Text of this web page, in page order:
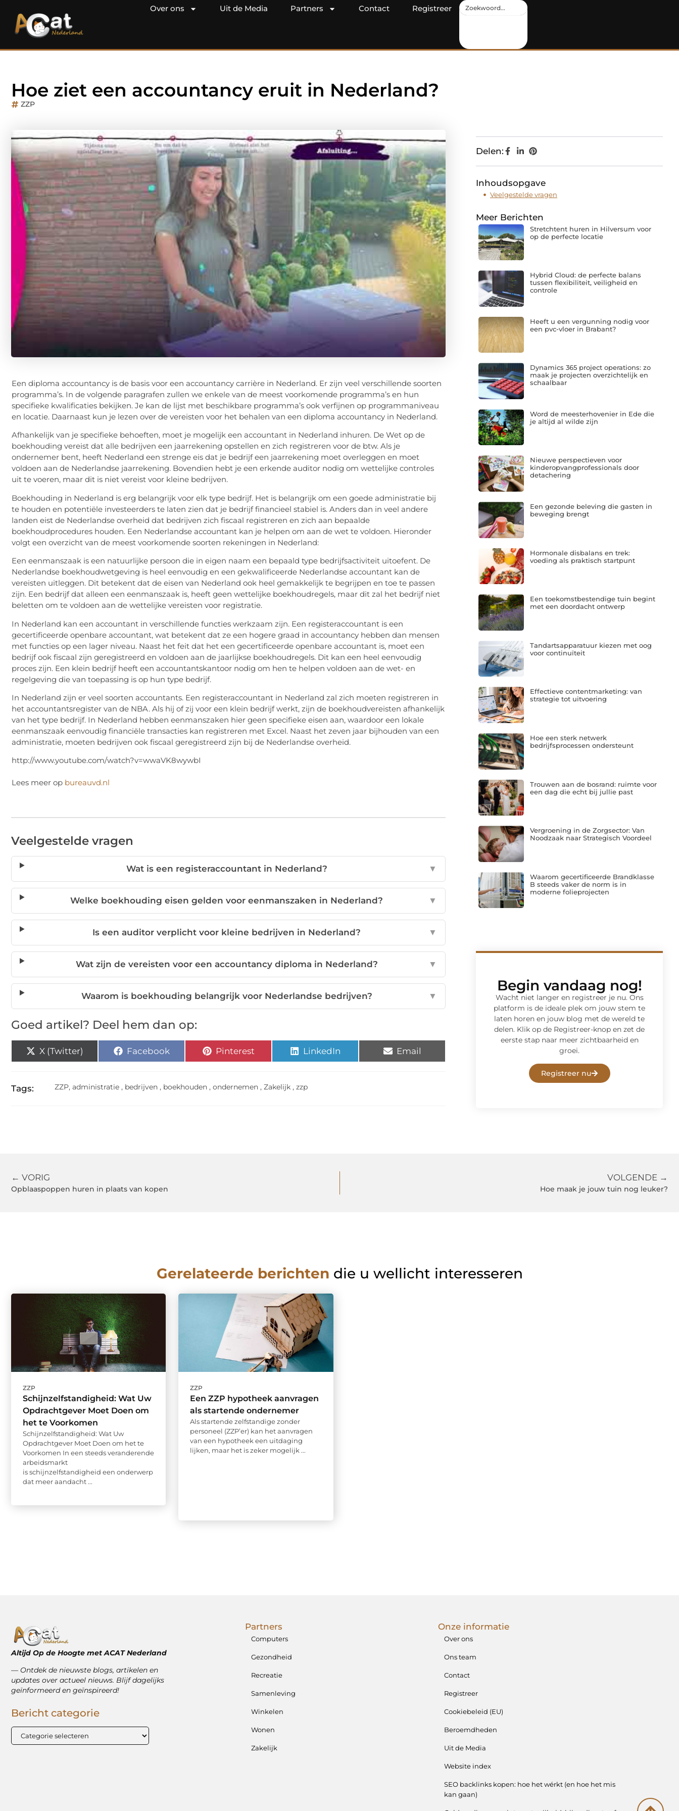
Over ons Uit de Media Partners Contact Registreer
Hoe ziet een accountancy eruit in Nederland?
ZZP
Een diploma accountancy is de basis voor een accountancy carrière in Nederland. Er zijn veel verschillende soorten
programma’s. In de volgende paragrafen zullen we enkele van de meest voorkomende programma’s en hun
specifieke kwalificaties bekijken. Je kan de lijst met beschikbare programma’s ook verfijnen op programmaniveau
en locatie. Daarnaast kun je lezen over de vereisten voor het behalen van een diploma accountancy in Nederland.
Afhankelijk van je specifieke behoeften, moet je mogelijk een accountant in Nederland inhuren. De Wet op de
boekhouding vereist dat alle bedrijven een jaarrekening opstellen en zich registreren voor de btw. Als je
ondernemer bent, heeft Nederland een strenge eis dat je bedrijf een jaarrekening moet overleggen en moet
voldoen aan de Nederlandse jaarrekening. Bovendien hebt je een erkende auditor nodig om wettelijke controles
uit te voeren, maar dit is niet vereist voor kleine bedrijven.
Boekhouding in Nederland is erg belangrijk voor elk type bedrijf. Het is belangrijk om een goede administratie bij
te houden en potentiële investeerders te laten zien dat je bedrijf financieel stabiel is. Anders dan in veel andere
landen eist de Nederlandse overheid dat bedrijven zich fiscaal registreren en zich aan bepaalde
boekhoudprocedures houden. Een Nederlandse accountant kan je helpen om aan de wet te voldoen. Hieronder
volgt een overzicht van de meest voorkomende soorten rekeningen in Nederland:
Een eenmanszaak is een natuurlijke persoon die in eigen naam een bepaald type bedrijfsactiviteit uitoefent. De
Nederlandse boekhoudwetgeving is heel eenvoudig en een gekwalificeerde Nederlandse accountant kan de
vereisten uitleggen. Dit betekent dat de eisen van Nederland ook heel gemakkelijk te begrijpen en toe te passen
zijn. Een bedrijf dat alleen een eenmanszaak is, heeft geen wettelijke boekhoudregels, maar dit zal het bedrijf niet
beletten om te voldoen aan de wettelijke vereisten voor registratie.
In Nederland kan een accountant in verschillende functies werkzaam zijn. Een registeraccountant is een
gecertificeerde openbare accountant, wat betekent dat ze een hogere graad in accountancy hebben dan mensen
met functies op een lager niveau. Naast het feit dat het een gecertificeerde openbare accountant is, moet een
bedrijf ook fiscaal zijn geregistreerd en voldoen aan de jaarlijkse boekhoudregels. Dit kan een heel eenvoudig
proces zijn. Een klein bedrijf heeft een accountantskantoor nodig om hen te helpen voldoen aan de wet- en
regelgeving die van toepassing is op hun type bedrijf.
In Nederland zijn er veel soorten accountants. Een registeraccountant in Nederland zal zich moeten registreren in
het accountantsregister van de NBA. Als hij of zij voor een klein bedrijf werkt, zijn de boekhoudvereisten afhankelijk
van het type bedrijf. In Nederland hebben eenmanszaken hier geen specifieke eisen aan, waardoor een lokale
eenmanszaak eenvoudig financiële transacties kan registreren met Excel. Naast het zeven jaar bijhouden van een
administratie, moeten bedrijven ook fiscaal geregistreerd zijn bij de Nederlandse overheid.
http://www.youtube.com/watch?v=wwaVK8wywbI
Lees meer op bureauvd.nl
Veelgestelde vragen
Wat is een registeraccountant in Nederland? ▼
Welke boekhouding eisen gelden voor eenmanszaken in Nederland? ▼
Is een auditor verplicht voor kleine bedrijven in Nederland? ▼
Wat zijn de vereisten voor een accountancy diploma in Nederland? ▼
Waarom is boekhouding belangrijk voor Nederlandse bedrijven? ▼
Goed artikel? Deel hem dan op:
X (Twitter) Facebook Pinterest LinkedIn Email
Tags: ZZP, administratie , bedrijven , boekhouden , ondernemen , Zakelijk , zzp
Delen:
Inhoudsopgave
Veelgestelde vragen
Meer Berichten
Stretchtent huren in Hilversum voor
op de perfecte locatie
Hybrid Cloud: de perfecte balans
tussen flexibiliteit, veiligheid en
controle
Heeft u een vergunning nodig voor
een pvc-vloer in Brabant?
Dynamics 365 project operations: zo
maak je projecten overzichtelijk en
schaalbaar
Word de meesterhovenier in Ede die
je altijd al wilde zijn
Nieuwe perspectieven voor
kinderopvangprofessionals door
detachering
Een gezonde beleving die gasten in
beweging brengt
Hormonale disbalans en trek:
voeding als praktisch startpunt
Een toekomstbestendige tuin begint
met een doordacht ontwerp
Tandartsapparatuur kiezen met oog
voor continuïteit
Effectieve contentmarketing: van
strategie tot uitvoering
Hoe een sterk netwerk
bedrijfsprocessen ondersteunt
Trouwen aan de bosrand: ruimte voor
een dag die echt bij jullie past
Vergroening in de Zorgsector: Van
Noodzaak naar Strategisch Voordeel
Waarom gecertificeerde Brandklasse
B steeds vaker de norm is in
moderne folieprojecten
Begin vandaag nog!
Wacht niet langer en registreer je nu. Ons
platform is de ideale plek om jouw stem te
laten horen en jouw blog met de wereld te
delen. Klik op de Registreer-knop en zet de
eerste stap naar meer zichtbaarheid en
groei.
Registreer nu
← VORIG
Opblaaspoppen huren in plaats van kopen
VOLGENDE →
Hoe maak je jouw tuin nog leuker?
Gerelateerde berichten die u wellicht interesseren
ZZP
Schijnzelfstandigheid: Wat Uw
Opdrachtgever Moet Doen om
het te Voorkomen
Schijnzelfstandigheid: Wat Uw
Opdrachtgever Moet Doen om het te
Voorkomen In een steeds veranderende
arbeidsmarkt
is schijnzelfstandigheid een onderwerp
dat meer aandacht ...
ZZP
Een ZZP hypotheek aanvragen
als startende ondernemer
Als startende zelfstandige zonder
personeel (ZZP’er) kan het aanvragen
van een hypotheek een uitdaging
lijken, maar het is zeker mogelijk ...
Altijd Op de Hoogte met ACAT Nederland
–– Ontdek de nieuwste blogs, artikelen en
updates over actueel nieuws. Blijf dagelijks
geïnformeerd en geïnspireerd!
Bericht categorie
Partners
Computers
Gezondheid
Recreatie
Samenleving
Winkelen
Wonen
Zakelijk
Onze informatie
Over ons
Ons team
Contact
Registreer
Cookiebeleid (EU)
Beroemdheden
Uit de Media
Website index
SEO backlinks kopen: hoe het wérkt (en hoe het mis
kan gaan)